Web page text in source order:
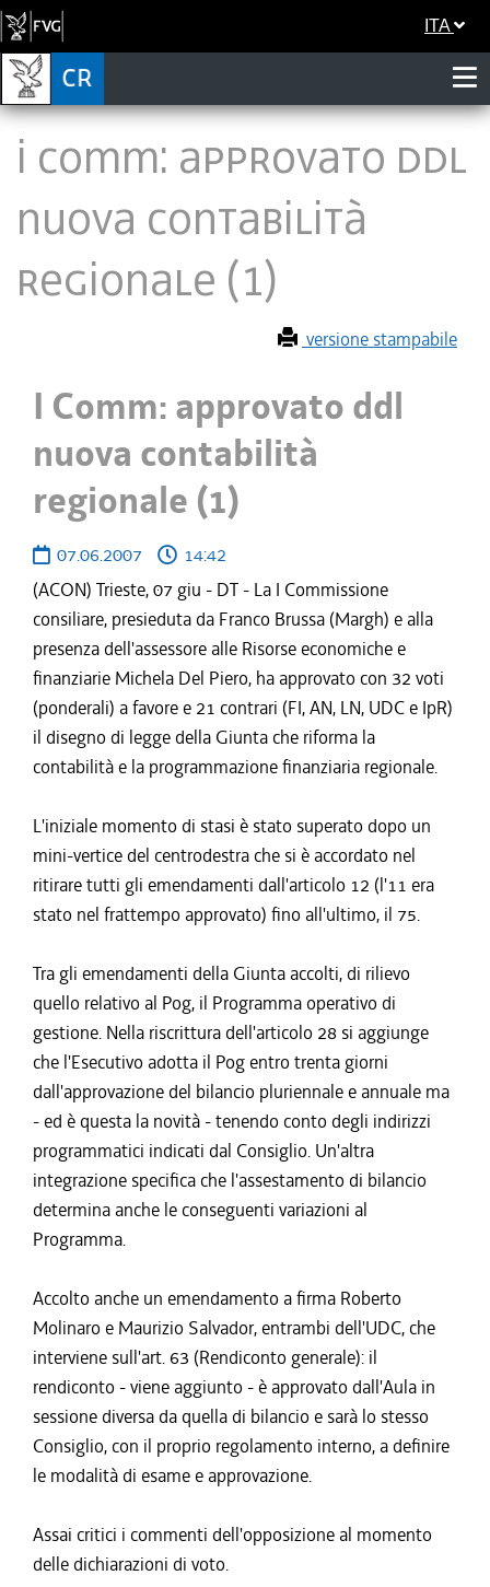
ITA
I Comm: approvato ddl
nuova contabilità
regionale (1)
versione stampabile
I Comm: approvato ddl
nuova contabilità
regionale (1)
07.06.2007
14:42
(ACON) Trieste, 07 giu - DT - La I Commissione
consiliare, presieduta da Franco Brussa (Margh) e alla
presenza dell'assessore alle Risorse economiche e
finanziarie Michela Del Piero, ha approvato con 32 voti
(ponderali) a favore e 21 contrari (FI, AN, LN, UDC e IpR)
il disegno di legge della Giunta che riforma la
contabilità e la programmazione finanziaria regionale.
L'iniziale momento di stasi è stato superato dopo un
mini-vertice del centrodestra che si è accordato nel
ritirare tutti gli emendamenti dall'articolo 12 (l'11 era
stato nel frattempo approvato) fino all'ultimo, il 75.
Tra gli emendamenti della Giunta accolti, di rilievo
quello relativo al Pog, il Programma operativo di
gestione. Nella riscrittura dell'articolo 28 si aggiunge
che l'Esecutivo adotta il Pog entro trenta giorni
dall'approvazione del bilancio pluriennale e annuale ma
- ed è questa la novità - tenendo conto degli indirizzi
programmatici indicati dal Consiglio. Un'altra
integrazione specifica che l'assestamento di bilancio
determina anche le conseguenti variazioni al
Programma.
Accolto anche un emendamento a firma Roberto
Molinaro e Maurizio Salvador, entrambi dell'UDC, che
interviene sull'art. 63 (Rendiconto generale): il
rendiconto - viene aggiunto - è approvato dall'Aula in
sessione diversa da quella di bilancio e sarà lo stesso
Consiglio, con il proprio regolamento interno, a definire
le modalità di esame e approvazione.
Assai critici i commenti dell'opposizione al momento
delle dichiarazioni di voto.